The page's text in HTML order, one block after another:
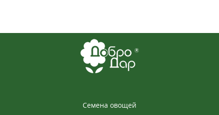
Семена овощей